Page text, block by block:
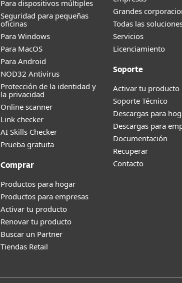
Para dispositivos múltiples
Seguridad para pequeñas
oficinas
Para Windows
Para MacOS
Para Android
NOD32 Antivirus
Protección de la identidad y
la privacidad
Online scanner
Link checker
AI Skills Checker
Prueba gratuita
Comprar
Productos para hogar
Productos para empresas
Activar tu producto
Renovar tu producto
Buscar un Partner
Tiendas Retail
Grandes
Todas las
Servicios
Licenciamiento
Soporte
Activar tu producto
Soporte Técnico
Descargas para
Descargas para
Documentación
Recuperar
Contacto